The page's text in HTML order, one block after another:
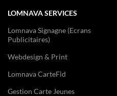
LOMNAVA SERVICES
Lomnava Signagne (Ecrans
Publicitaires)
Webdesign & Print
Lomnava CarteFid
Gestion Carte Jeunes